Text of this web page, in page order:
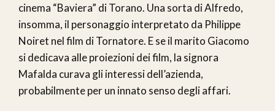
cinema “Baviera” di Torano. Una sorta di Alfredo,
insomma, il personaggio interpretato da Philippe
Noiret nel film di Tornatore. E se il marito Giacomo
si dedicava alle proiezioni dei film, la signora
Mafalda curava gli interessi dell’azienda,
probabilmente per un innato senso degli affari.